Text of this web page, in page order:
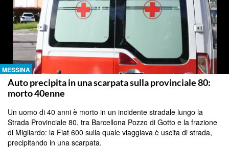
MESSINA
Auto precipita in una scarpata sulla provinciale 80:
morto 40enne
Un uomo di 40 anni è morto in un incidente stradale lungo la
Strada Provinciale 80, tra Barcellona Pozzo di Gotto e la frazione
di Migliardo: la Fiat 600 sulla quale viaggiava è uscita di strada,
precipitando in una scarpata.